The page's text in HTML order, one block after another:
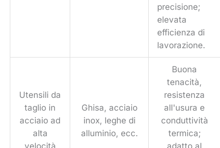
precisione;
elevata
efficienza di
lavorazione.
Utensili da
taglio in
acciaio ad
alta
Ghisa, acciaio
inox, leghe di
alluminio, ecc.
Buona
tenacità,
resistenza
all'usura e
conduttività
termica;